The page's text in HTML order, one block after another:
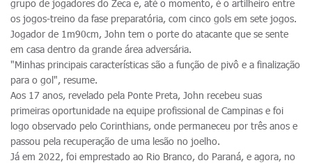
grupo de jogadores do Zeca e, até o momento, é o artilheiro entre
os jogos-treino da fase preparatória, com cinco gols em sete jogos.
Jogador de 1m90cm, John tem o porte do atacante que se sente
em casa dentro da grande área adversária.
"Minhas principais características são a função de pivô e a finalização
para o gol", resume.
Aos 17 anos, revelado pela Ponte Preta, John recebeu suas
primeiras oportunidade na equipe profissional de Campinas e foi
logo observado pelo Corinthians, onde permaneceu por três anos e
passou pela recuperação de uma lesão no joelho.
Já em 2022, foi emprestado ao Rio Branco, do Paraná, e agora, no